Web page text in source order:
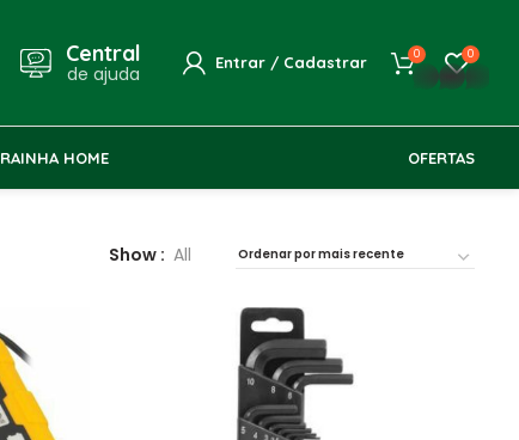
Central
de ajuda Entrar / Cadastrar 0 0
RAINHA HOME OFERTAS
Show All
whatsapp